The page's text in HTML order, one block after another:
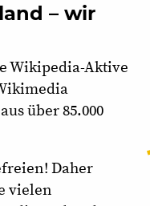
– wir
Wikipedia-Aktive
über 85.000
Daher
vielen